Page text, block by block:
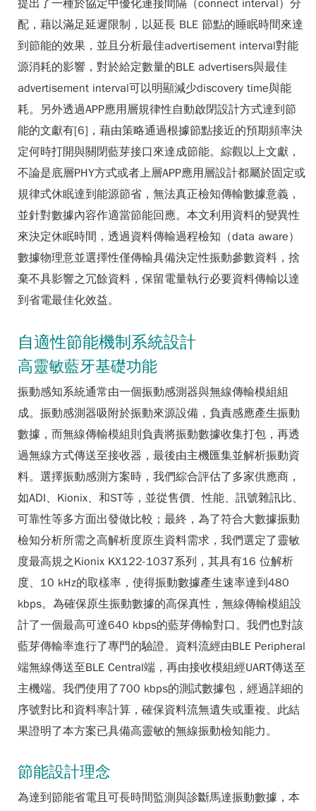
提出了一種於協定中優化連接間隔（connect interval）分
配，藉以滿足延遲限制，以延長 BLE 節點的睡眠時間來達
到節能的效果，並且分析最佳advertisement interval對能
源消耗的影響，對於給定數量的BLE advertisers與最佳
advertisement interval可以明顯減少discovery time與能
耗。另外透過APP應用層規律性自動啟閉設計方式達到節
能的文獻有[6]，藉由策略通過根據節點接近的預期頻率決
定何時打開與關閉藍芽接口來達成節能。綜觀以上文獻，
不論是底層PHY方式或者上層APP應用層設計都屬於固定或
規律式休眠達到能源節省，無法真正檢知傳輸數據意義，
並針對數據內容作適當節能回應。本文利用資料的變異性
來決定休眠時間，透過資料傳輸過程檢知（data aware）
數據物理意並選擇性僅傳輸具備決定性振動參數資料，捨
棄不具影響之冗餘資料，保留電量執行必要資料傳輸以達
到省電最佳化效益。
自適性節能機制系統設計
高靈敏藍牙基礎功能
振動感知系統通常由一個振動感測器與無線傳輸模組組
成。振動感測器吸附於振動來源設備，負責感應產生振動
數據，而無線傳輸模組則負責將振動數據收集打包，再透
過無線方式傳送至接收器，最後由主機匯集並解析振動資
料。選擇振動感測方案時，我們綜合評估了多家供應商，
如ADI、Kionix、和ST等，並從售價、性能、訊號雜訊比、
可靠性等多方面出發做比較；最終，為了符合大數據振動
檢知分析所需之高解析度原生資料需求，我們選定了靈敏
度最高規之Kionix KX122-1037系列，其具有16 位解析
度、10 kHz的取樣率，使得振動數據產生速率達到480
kbps。為確保原生振動數據的高保真性，無線傳輸模組設
計了一個最高可達640 kbps的藍芽傳輸對口。我們也對該
藍芽傳輸率進行了專門的驗證。資料流經由BLE Peripheral
端無線傳送至BLE Central端，再由接收模組經UART傳送至
主機端。我們使用了700 kbps的測試數據包，經過詳細的
序號對比和資料率計算，確保資料流無遺失或重複。此結
果證明了本方案已具備高靈敏的無線振動檢知能力。
節能設計理念
為達到節能省電且可長時間監測與診斷馬達振動數據，本